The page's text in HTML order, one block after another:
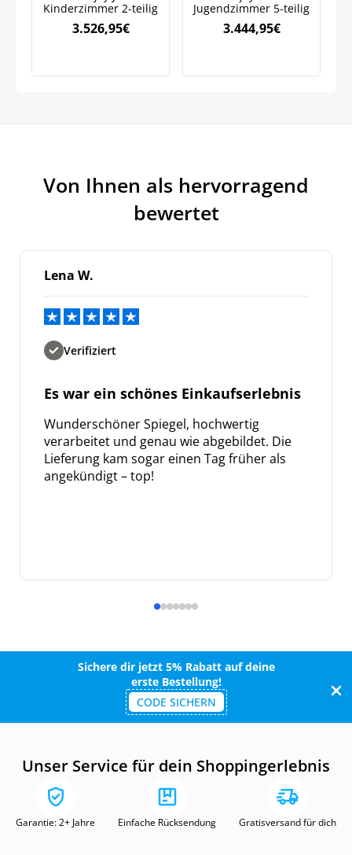
Kinderzimmer 2-teilig
3.526,95€
Jugendzimmer 5-teilig
3.444,95€
Von Ihnen als hervorragend
bewertet
Lena W.
Verifiziert
Es war ein schönes Einkaufserlebnis
Wunderschöner Spiegel, hochwertig
verarbeitet und genau wie abgebildet. Die
Lieferung kam sogar einen Tag früher als
angekündigt – top!
Sichere dir jetzt 5% Rabatt auf deine
erste Bestellung!
CODE SICHERN
Unser Service für dein Shoppingerlebnis
Garantie: 2+ Jahre Einfache Rücksendung Gratisversand für dich
Marketingkommunikation verarbeiten. Lesen Sie unsere
Datenschutzrichtlinie.